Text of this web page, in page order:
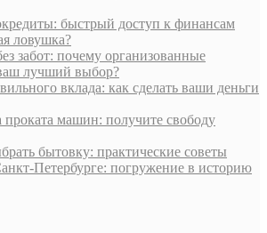
быстрый доступ к финансам
ловушка?
забот: почему организованные
лучший выбор?
вклада: как сделать ваши деньги
машин: получите свободу
бытовку: практические советы
Петербурге: погружение в историю